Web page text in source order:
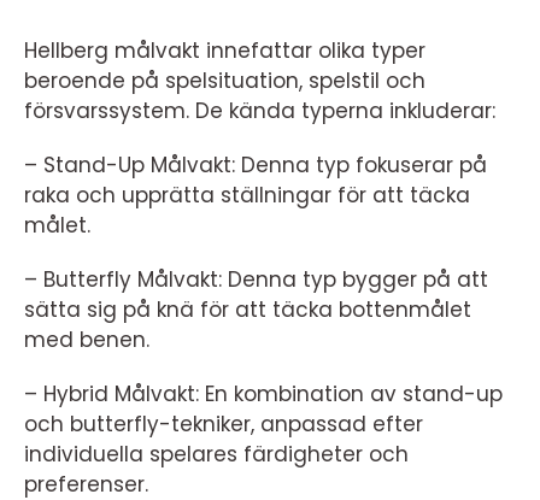
Hellberg målvakt innefattar olika typer
beroende på spelsituation, spelstil och
försvarssystem. De kända typerna inkluderar:
– Stand-Up Målvakt: Denna typ fokuserar på
raka och upprätta ställningar för att täcka
målet.
– Butterfly Målvakt: Denna typ bygger på att
sätta sig på knä för att täcka bottenmålet
med benen.
– Hybrid Målvakt: En kombination av stand-up
och butterfly-tekniker, anpassad efter
individuella spelares färdigheter och
preferenser.